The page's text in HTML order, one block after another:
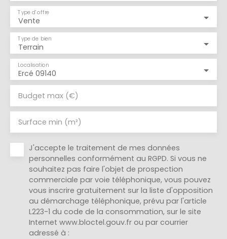
Vente
Type d'offre
Terrain
Type de bien
Ercé 09140
Localisation
Budget max (€)
Surface min (m²)
J'accepte le traitement de mes données
personnelles conformément au RGPD. Si vous ne
souhaitez pas faire l'objet de prospection
commerciale par voie téléphonique, vous pouvez
vous inscrire gratuitement sur la liste d'opposition
au démarchage téléphonique, prévu par l'article
L223-1 du code de la consommation, sur le site
Internet www.bloctel.gouv.fr ou par courrier
adressé à :